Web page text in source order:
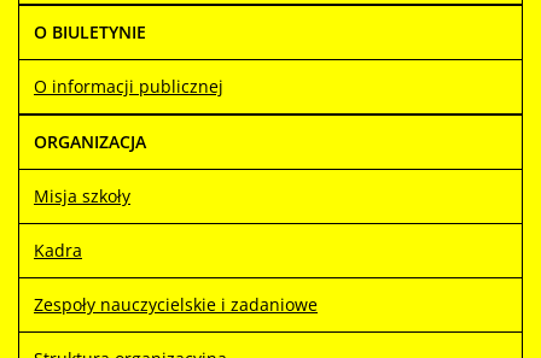
O BIULETYNIE
O informacji publicznej
ORGANIZACJA
Misja szkoły
Kadra
Zespoły nauczycielskie i zadaniowe